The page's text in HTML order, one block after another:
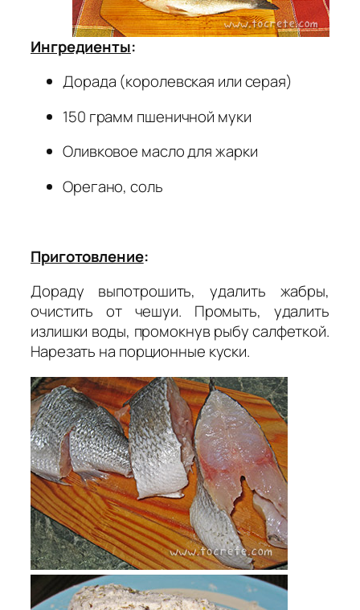
Ингредиенты:
Дорада (королевская или серая)
150 грамм пшеничной муки
Оливковое масло для жарки
Орегано, соль
Приготовление:
Дораду выпотрошить, удалить жабры,
очистить от чешуи. Промыть, удалить
излишки воды, промокнув рыбу салфеткой.
Нарезать на порционные куски.